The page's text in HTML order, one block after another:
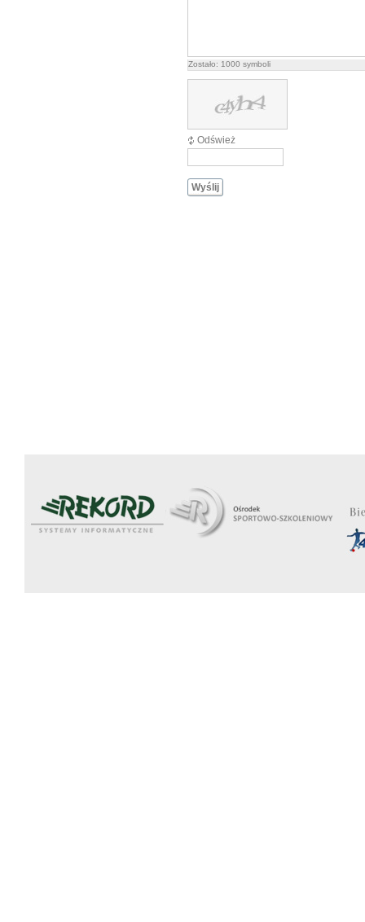
Zostało: 1000 symboli
Odśwież
Wyślij